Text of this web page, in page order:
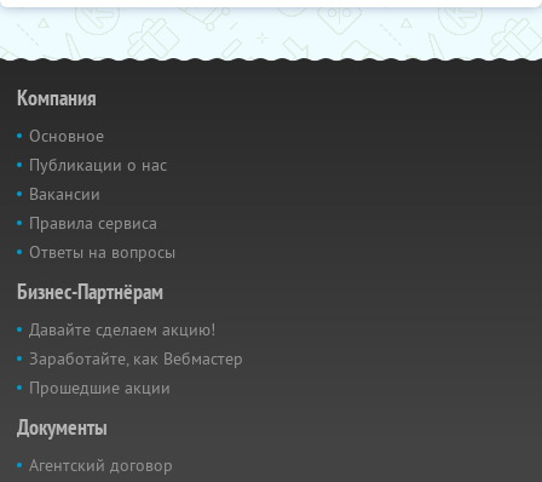
Компания
Основное
Публикации о нас
Вакансии
Правила сервиса
Ответы на вопросы
Бизнес-Партнёрам
Давайте сделаем акцию!
Заработайте, как Вебмастер
Прошедшие акции
Документы
Агентский договор